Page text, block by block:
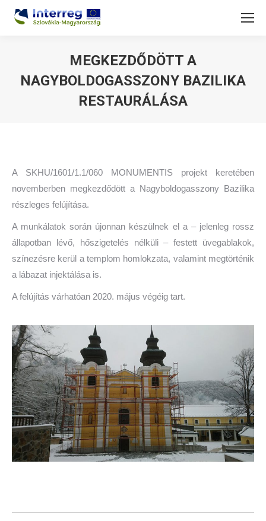
MEGKEZDŐDÖTT A
NAGYBOLDOGASSZONY BAZILIKA
RESTAURÁLÁSA
A SKHU/1601/1.1/060 MONUMENTIS projekt keretében
novemberben megkezdődött a Nagyboldogasszony Bazilika
részleges felújítása.
A munkálatok során újonnan készülnek el a – jelenleg rossz
állapotban lévő, hőszigetelés nélküli – festett üvegablakok,
színezésre kerül a templom homlokzata, valamint megtörténik
a lábazat injektálása is.
A felújítás várhatóan 2020. május végéig tart.